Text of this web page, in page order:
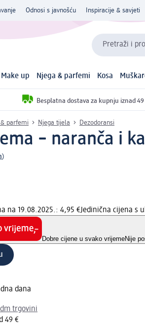
Odnosi s javnošću Inspiracije & savjeti
Pretraži i
Make up Njega & parfemi Kosa
Besplatna dostava za kupnju iznad 49
parfemi Njega tijela Dezodoransi
– naranča i
)
na 19.08.2025.: 4,95 €Jedinična cijena s
Dobre cijene u svako vrijemeNije
dana
trgovini
49 €